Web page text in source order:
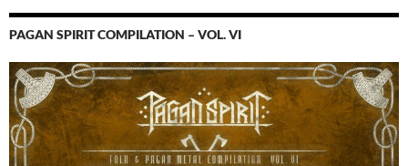
PAGAN SPIRIT COMPILATION – VOL. VI